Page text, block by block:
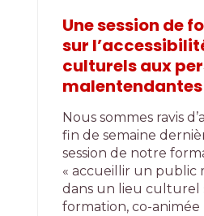
Une session de
sur
culturels aux
malentendantes
Nous sommes ravis
fin de semaine
session de notre
« accueillir un public
dans un lieu culturel
formation, co-